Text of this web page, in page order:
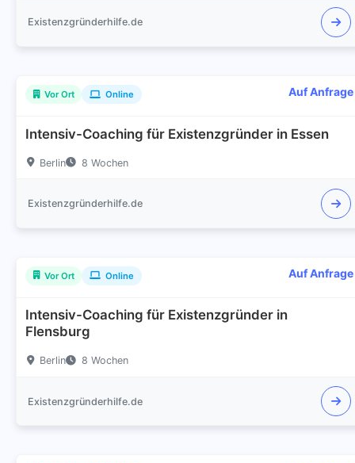
Existenzgründerhilfe.de
Vor Ort Online Auf Anfrage
Intensiv-Coaching für Existenzgründer in Essen
Berlin 8 Wochen
Existenzgründerhilfe.de
Vor Ort Online Auf Anfrage
Intensiv-Coaching für Existenzgründer in
Flensburg
Berlin 8 Wochen
Existenzgründerhilfe.de